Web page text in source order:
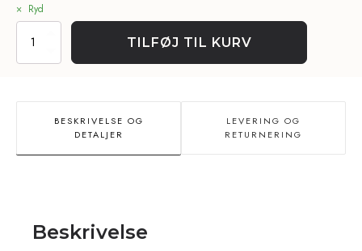
Ryd
THCa
Popcorn
Buds
TILFØJ TIL KURV
BESKRIVELSE OG
DETALJER
LEVERING OG
RETURNERING
Beskrivelse